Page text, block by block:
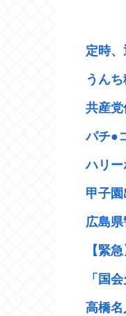
定時
うん
共産
パチ●
ハリ
甲子
広島
【緊
「国
高橋名